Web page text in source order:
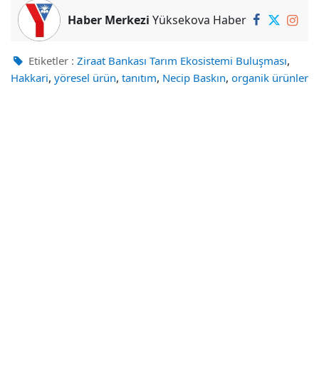
Haber Merkezi Yüksekova Haber
Etiketler : Ziraat Bankası Tarım Ekosistemi Buluşması,
Hakkari, yöresel ürün, tanıtım, Necip Baskın, organik ürünler